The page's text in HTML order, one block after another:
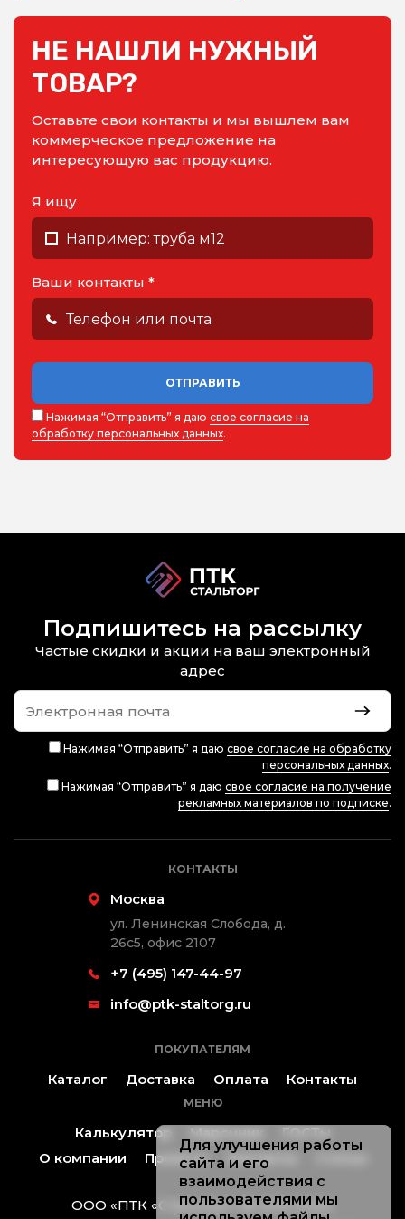
НЕ НАШЛИ НУЖНЫЙ
ТОВАР?
Оставьте свои контакты и мы вышлем вам
коммерческое предложение на
интересующую вас продукцию.
Я ищу
Ваши контакты *
ОТПРАВИТЬ
Нажимая “Отправить” я даю свое согласие на
обработку персональных данных.
Подпишитесь на рассылку
Частые скидки и акции на ваш электронный
адрес
Нажимая “Отправить” я даю свое согласие на обработку
персональных данных.
Нажимая “Отправить” я даю свое согласие на получение
рекламных материалов по подписке.
КОНТАКТЫ
Москва
ул. Ленинская Слобода, д.
26с5, офис 2107
+7 (495) 147-44-97
info@ptk-staltorg.ru
ПОКУПАТЕЛЯМ
Каталог Доставка Оплата Контакты
МЕНЮ
Калькулятор Марочник
ГОСТы
О компании
Проекты Контакты
ООО «ПТК «Стальторг» ® 2019-2026.
Для улучшения работы
сайта и его
взаимодействия с
пользователями мы